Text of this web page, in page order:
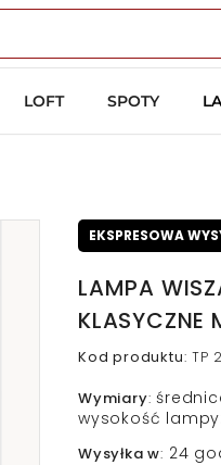
LOFT SPOTY
EKSPRESOWA
LAMPA
KLASYCZNE
Kod produktu:TP
Wymiary:
wysokość
Wysyłka w: 24